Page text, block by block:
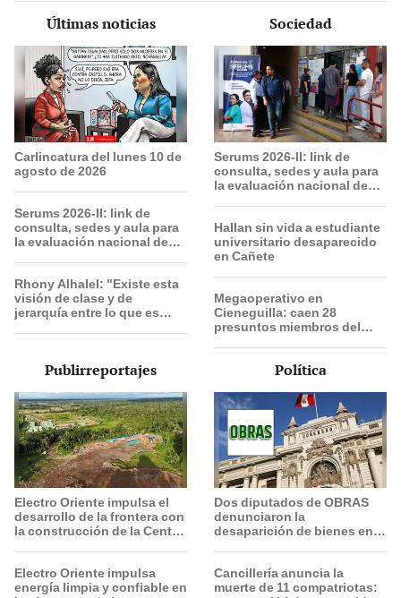
Últimas noticias
Carlincatura del lunes 10 de
agosto de 2026
Serums 2026-II: link de
consulta, sedes y aula para
la evaluación nacional de
Rhony Alhalel: "Existe esta
visión de clase y de
jerarquía entre lo que es
Sociedad
Serums 2026-II: link de
consulta, sedes y aula para
la evaluación nacional de
Hallan sin vida a estudiante
universitario desaparecido
en Cañete
Megaoperativo en
Cieneguilla: caen 28
presuntos miembros del
cumpleaños
Publirreportajes
Electro Oriente impulsa el
desarrollo de la frontera con
la construcción de la Central
Electro Oriente impulsa
energía limpia y confiable en
Política
Dos diputados de OBRAS
denunciaron la
desaparición de bienes en el
Cancillería anuncia la
muerte de 11 compatriotas: